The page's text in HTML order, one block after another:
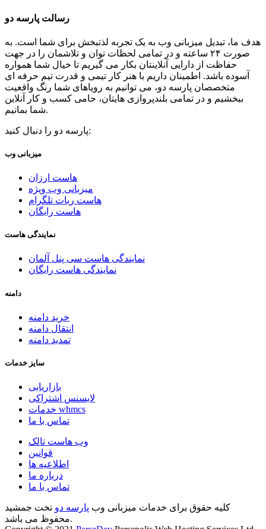
رسالت پارسه دو
هدف ما، تبدیل میزبانی وب به یک تجربه لذتبخش برای شما است. به
صورت ۲۴ ساعته و در تمامی لحظات توان و تلاشمان را در جهت
حفاظت از دارایی آنلاینتان بکار می گیریم تا خیال شما همواره
آسوده باشد. اطمینان داریم با هنر کار تیمی و قدرت تیم حرفه ای
متخصصان پارسه دو، می توانیم به رویاهای شما رنگ واقعیت
ببخشیم و در تمامی بلندپروازی هایتان، حامی کسب و کار آنلاین
شما بمانیم.
پارسه دو را دنبال کنید:
میزبانی وب
هاست ارزان
میزبانی وب ویژه
هاست ربات تلگرام
هاست رایگان
نمایندگی هاست
نمایندگی هاست سی پنل آلمان
نمایندگی هاست رایگان
دامنه
خرید دامنه
انتقال دامنه
تمدید دامنه
سایز خدمات
بازاریابی
لایسنس اشتراکی
خدمات whmcs
تماس با ما
وب هاست تالک
قوانین
اطلاعیه ها
درباره ما
تماس با ما
کلیه حقوق برای خدمات میزبانی وب پارسه دو تخت جمشید
محفوظ می باشد.